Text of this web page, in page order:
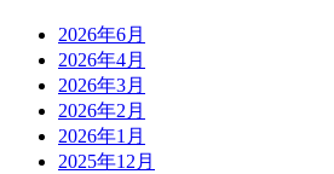
2026年6月
2026年4月
2026年3月
2026年2月
2026年1月
2025年12月